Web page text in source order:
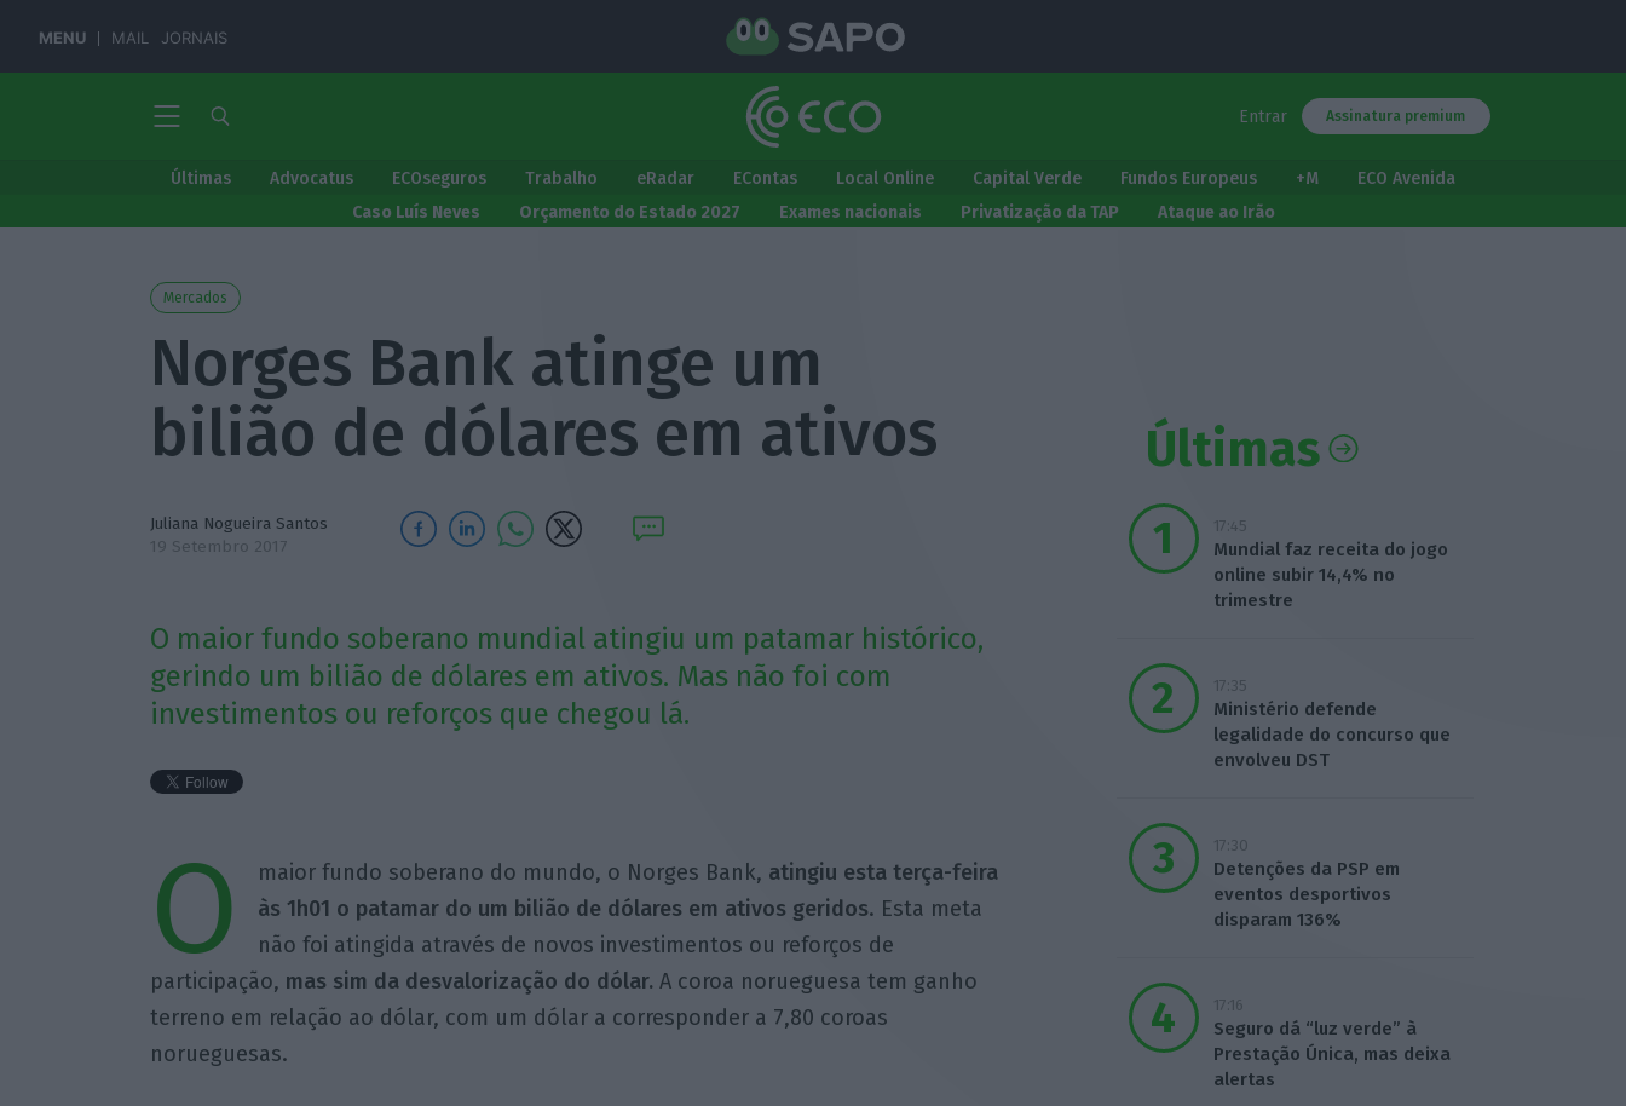
MENU MAIL JORNAIS
Entrar Assinatura premium
Últimas Advocatus ECOseguros Trabalho eRadar EContas Local Online Capital Verde Fundos Europeus +M
ECO Avenida
Caso Luís Neves
Orçamento do Estado 2027 Exames nacionais Privatização da TAP Ataque ao Irão
Mercados
Norges Bank atinge um
bilião de dólares em ativos
Juliana Nogueira Santos
19 Setembro 2017
O maior fundo soberano mundial atingiu um patamar histórico,
gerindo um bilião de dólares em ativos. Mas não foi com
investimentos ou reforços que chegou lá.
O maior fundo soberano do mundo, o Norges Bank, atingiu esta terça-feira
às 1h01 o patamar do um bilião de dólares em ativos geridos. Esta meta
não foi atingida através de novos investimentos ou reforços de
participação, mas sim da desvalorização do dólar. A coroa norueguesa tem ganho
terreno em relação ao dólar, com um dólar a corresponder a 7,80 coroas
norueguesas.
Últimas
17:45
Mundial faz receita do jogo
online subir 14,4% no
trimestre
17:35
Ministério defende
legalidade do concurso que
envolveu DST
17:30
Detenções da PSP em
eventos desportivos
disparam 136%
17:16
Seguro dá “luz verde” à
Prestação Única, mas deixa
alertas